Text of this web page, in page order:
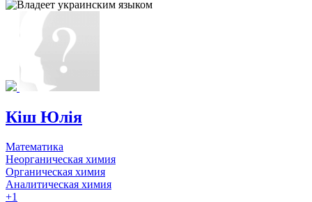
Кіш Юлія
Математика
Неорганическая химия
Органическая химия
Аналитическая химия
+1